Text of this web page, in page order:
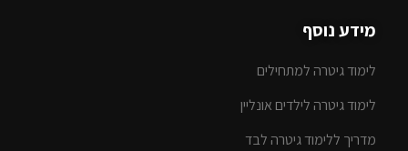
מידע נוסף
לימוד גיטרה למתחילים
לימוד גיטרה לילדים אונליין
מדריך ללימוד גיטרה לבד